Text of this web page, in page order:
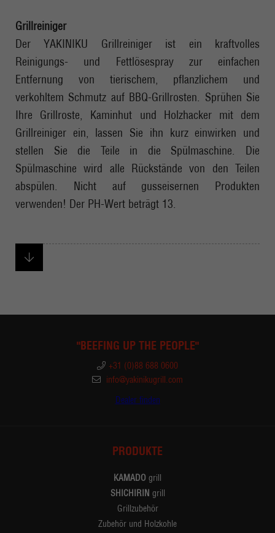
Grillreiniger
Der YAKINIKU Grillreiniger ist ein kraftvolles
Reinigungs- und Fettlösespray zur einfachen
Entfernung von tierischem, pflanzlichem und
verkohltem Schmutz auf BBQ-Grillrosten. Sprühen Sie
Ihre Grillroste, Kaminhut und Holzhacker mit dem
Grillreiniger ein, lassen Sie ihn kurz einwirken und
stellen Sie die Teile in die Spülmaschine. Die
Spülmaschine wird alle Rückstände von den Teilen
abspülen. Nicht auf gusseisernen Produkten
verwenden! Der PH-Wert beträgt 13.
"BEEFING UP THE PEOPLE"
+31 (0)88 688 0600
info@yakinikugrill.com
Dealer finden
PRODUKTE
KAMADO grill
SHICHIRIN grill
Grillzubehör
Zubehör und Holzkohle